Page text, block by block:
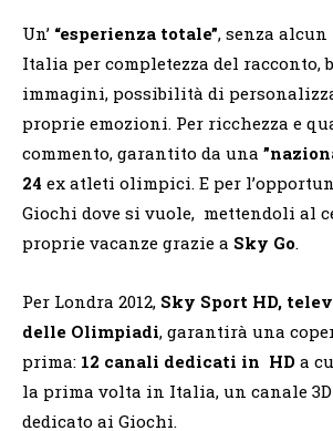
Un’ “esperienza totale”, senza
Italia per completezza del racconto,
immagini, possibilità di
proprie emozioni. Per ricchezza e
commento, garantito da una
24 ex atleti olimpici. E per
Giochi dove si vuole, mettendoli al
proprie vacanze grazie a Sky Go.
Per Londra 2012, Sky Sport HD,
delle Olimpiadi, garantirà una
prima: 12 canali dedicati in HD a
la prima volta in Italia, un canale
dedicato ai Giochi.